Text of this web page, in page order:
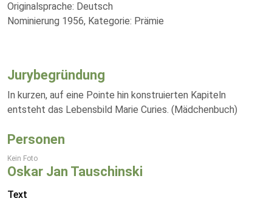
Originalsprache: Deutsch
Nominierung 1956, Kategorie: Prämie
Jurybegründung
In kurzen, auf eine Pointe hin konstruierten Kapiteln
entsteht das Lebensbild Marie Curies. (Mädchenbuch)
Personen
Kein Foto
Oskar Jan Tauschinski
Text